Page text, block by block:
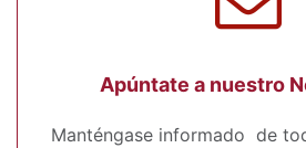
Apúntate a nuestro
Manténgase informado de